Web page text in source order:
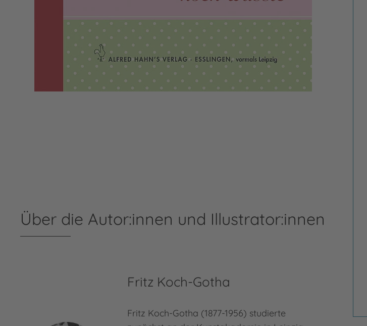
Über die Autor:innen und Illustrator:innen
Fritz Koch-Gotha
Fritz Koch-Gotha (1877-1956) studierte